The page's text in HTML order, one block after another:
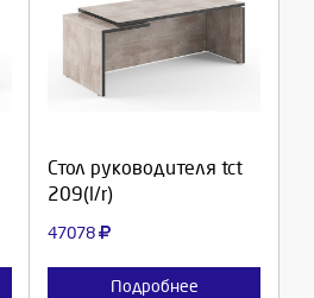
Стол руководителя tct
209(l/r)
47078
Подробнее
Выберите количество: